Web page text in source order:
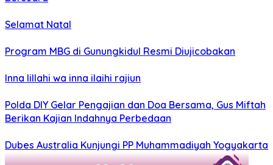
Selamat Natal
Program MBG di Gunungkidul Resmi Diujicobakan
Inna lillahi wa inna ilaihi rajiun
Polda DIY Gelar Pengajian dan Doa Bersama, Gus Miftah
Berikan Kajian Indahnya Perbedaan
Dubes Australia Kunjungi PP Muhammadiyah Yogyakarta